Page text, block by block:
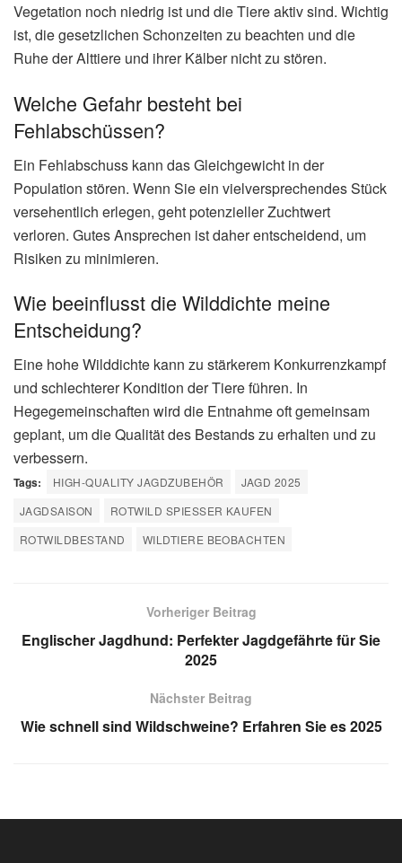
Vegetation noch niedrig ist und die Tiere aktiv sind. Wichtig
ist, die gesetzlichen Schonzeiten zu beachten und die
Ruhe der Alttiere und ihrer Kälber nicht zu stören.
Welche Gefahr besteht bei
Fehlabschüssen?
Ein Fehlabschuss kann das Gleichgewicht in der
Population stören. Wenn Sie ein vielversprechendes Stück
versehentlich erlegen, geht potenzieller Zuchtwert
verloren. Gutes Ansprechen ist daher entscheidend, um
Risiken zu minimieren.
Wie beeinflusst die Wilddichte meine
Entscheidung?
Eine hohe Wilddichte kann zu stärkerem Konkurrenzkampf
und schlechterer Kondition der Tiere führen. In
Hegegemeinschaften wird die Entnahme oft gemeinsam
geplant, um die Qualität des Bestands zu erhalten und zu
verbessern.
Tags: HIGH-QUALITY JAGDZUBEHÖR
JAGD 2025
JAGDSAISON
ROTWILD SPIESSER KAUFEN
ROTWILDBESTAND
WILDTIERE BEOBACHTEN
Vorheriger Beitrag
Englischer Jagdhund: Perfekter Jagdgefährte für Sie
2025
Nächster Beitrag
Wie schnell sind Wildschweine? Erfahren Sie es 2025